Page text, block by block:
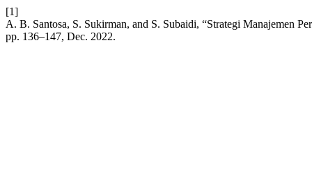
[1]
A. B. Santosa, S. Sukirman, and S. Subaidi, “Strategi Manajemen
pp. 136–147, Dec. 2022.